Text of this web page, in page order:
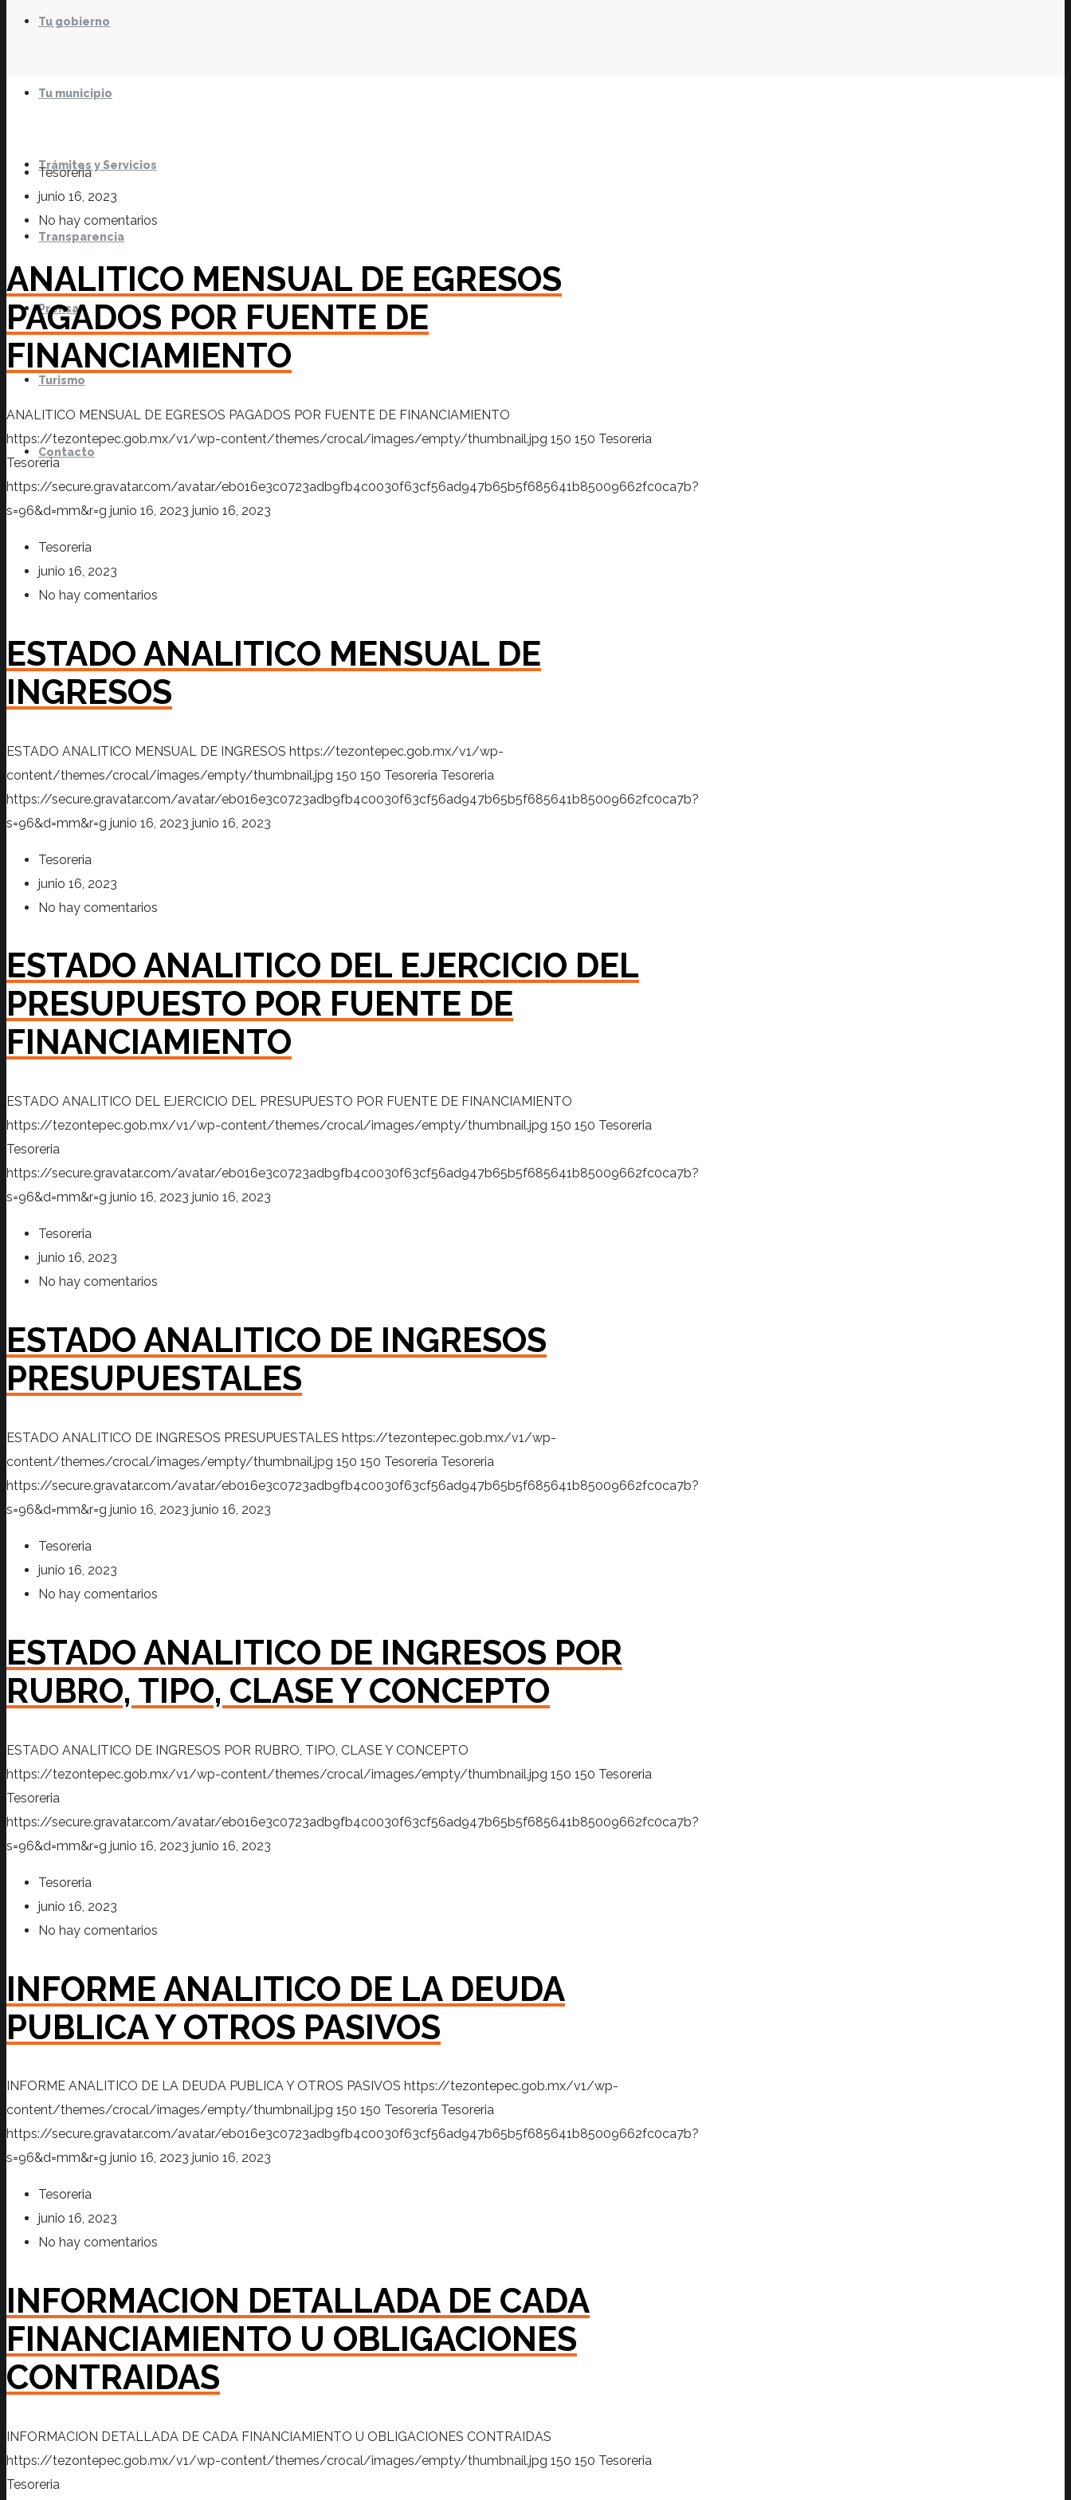
Tu gobierno
Tu municipio
Trámites y Servicios
Transparencia
Prensa
Turismo
Contacto
Tesoreria
junio 16, 2023
No hay comentarios
ANALITICO MENSUAL DE EGRESOS
PAGADOS POR FUENTE DE
FINANCIAMIENTO
ANALITICO MENSUAL DE EGRESOS PAGADOS POR FUENTE DE FINANCIAMIENTO
https://tezontepec.gob.mx/v1/wp-content/themes/crocal/images/empty/thumbnail.jpg 150 150 Tesoreria
Tesoreria
https://secure.gravatar.com/avatar/eb016e3c0723adb9fb4c0030f63cf56ad947b65b5f685641b85009662fc0ca7b?
s=96&d=mm&r=g junio 16, 2023 junio 16, 2023
Tesoreria
junio 16, 2023
No hay comentarios
ESTADO ANALITICO MENSUAL DE
INGRESOS
ESTADO ANALITICO MENSUAL DE INGRESOS https://tezontepec.gob.mx/v1/wp-
content/themes/crocal/images/empty/thumbnail.jpg 150 150 Tesoreria Tesoreria
https://secure.gravatar.com/avatar/eb016e3c0723adb9fb4c0030f63cf56ad947b65b5f685641b85009662fc0ca7b?
s=96&d=mm&r=g junio 16, 2023 junio 16, 2023
Tesoreria
junio 16, 2023
No hay comentarios
ESTADO ANALITICO DEL EJERCICIO DEL
PRESUPUESTO POR FUENTE DE
FINANCIAMIENTO
ESTADO ANALITICO DEL EJERCICIO DEL PRESUPUESTO POR FUENTE DE FINANCIAMIENTO
https://tezontepec.gob.mx/v1/wp-content/themes/crocal/images/empty/thumbnail.jpg 150 150 Tesoreria
Tesoreria
https://secure.gravatar.com/avatar/eb016e3c0723adb9fb4c0030f63cf56ad947b65b5f685641b85009662fc0ca7b?
s=96&d=mm&r=g junio 16, 2023 junio 16, 2023
Tesoreria
junio 16, 2023
No hay comentarios
ESTADO ANALITICO DE INGRESOS
PRESUPUESTALES
ESTADO ANALITICO DE INGRESOS PRESUPUESTALES https://tezontepec.gob.mx/v1/wp-
content/themes/crocal/images/empty/thumbnail.jpg 150 150 Tesoreria Tesoreria
https://secure.gravatar.com/avatar/eb016e3c0723adb9fb4c0030f63cf56ad947b65b5f685641b85009662fc0ca7b?
s=96&d=mm&r=g junio 16, 2023 junio 16, 2023
Tesoreria
junio 16, 2023
No hay comentarios
ESTADO ANALITICO DE INGRESOS POR
RUBRO, TIPO, CLASE Y CONCEPTO
ESTADO ANALITICO DE INGRESOS POR RUBRO, TIPO, CLASE Y CONCEPTO
https://tezontepec.gob.mx/v1/wp-content/themes/crocal/images/empty/thumbnail.jpg 150 150 Tesoreria
Tesoreria
https://secure.gravatar.com/avatar/eb016e3c0723adb9fb4c0030f63cf56ad947b65b5f685641b85009662fc0ca7b?
s=96&d=mm&r=g junio 16, 2023 junio 16, 2023
Tesoreria
junio 16, 2023
No hay comentarios
INFORME ANALITICO DE LA DEUDA
PUBLICA Y OTROS PASIVOS
INFORME ANALITICO DE LA DEUDA PUBLICA Y OTROS PASIVOS https://tezontepec.gob.mx/v1/wp-
content/themes/crocal/images/empty/thumbnail.jpg 150 150 Tesoreria Tesoreria
https://secure.gravatar.com/avatar/eb016e3c0723adb9fb4c0030f63cf56ad947b65b5f685641b85009662fc0ca7b?
s=96&d=mm&r=g junio 16, 2023 junio 16, 2023
Tesoreria
junio 16, 2023
No hay comentarios
INFORMACION DETALLADA DE CADA
FINANCIAMIENTO U OBLIGACIONES
CONTRAIDAS
INFORMACION DETALLADA DE CADA FINANCIAMIENTO U OBLIGACIONES CONTRAIDAS
https://tezontepec.gob.mx/v1/wp-content/themes/crocal/images/empty/thumbnail.jpg 150 150 Tesoreria
Tesoreria